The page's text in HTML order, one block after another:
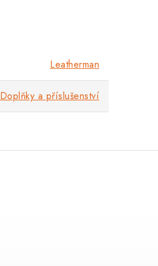
Leatherman
Doplňky a příslušenství